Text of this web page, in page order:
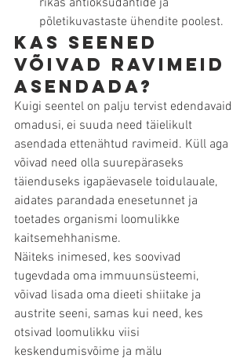
rikas antioksüdantide ja
põletikuvastaste ühendite poolest.
Kas seened
võivad ravimeid
asendada?
Kuigi seentel on palju tervist edendavaid
omadusi, ei suuda need täielikult
asendada ettenähtud ravimeid. Küll aga
võivad need olla suurepäraseks
täienduseks igapäevasele toidulauale,
aidates parandada enesetunnet ja
toetades organismi loomulikke
kaitsemehhanisme.
Näiteks inimesed, kes soovivad
tugevdada oma immuunsüsteemi,
võivad lisada oma dieeti shiitake ja
austrite seeni, samas kui need, kes
otsivad loomulikku viisi
keskendumisvõime ja mälu